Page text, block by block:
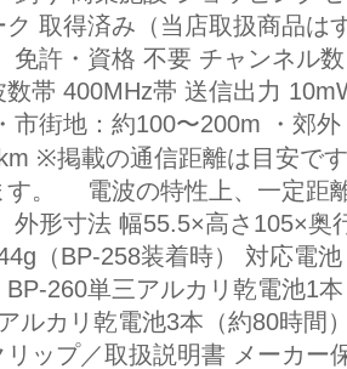
ク 取得済み（当店取扱商品は
免許・資格 不要 チャンネル
数帯 400MHz帯 送信出力
市街地：約100〜200m ・郊
※掲載の通信距離は目安で
す。 電波の特性上、一定距
外形寸法 幅55.5×高さ105×奥
（BP-258装着時） 対応電
BP-260単三アルカリ乾電池1
ルカリ乾電池3本（約80時間
リップ／取扱説明書 メーカ